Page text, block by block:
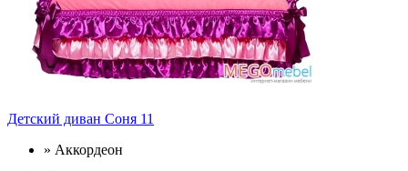
Детский диван Соня 11
» Аккордеон